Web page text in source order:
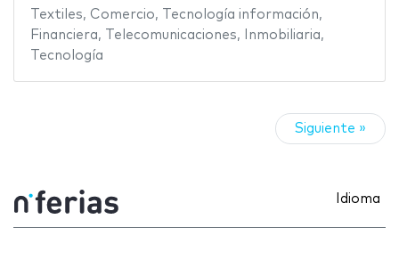
Textiles, Comercio, Tecnología información,
Financiera, Telecomunicaciones, Inmobiliaria,
Tecnología
Siguiente »
Idioma